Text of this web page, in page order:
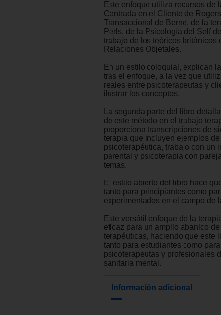
Este enfoque utiliza recursos de
Centrada en el Cliente de
Transaccional de Berne, de la
Perls, de la Psicología del Self
trabajo de los teóricos británicos
Relaciones Objetales.
En un estilo coloquial, explican
tras el enfoque, a la vez que
reales entre psicoterapeutas y
ilustrar los conceptos.
La segunda parte del libro
de este método en el trabajo
proporciona transcripciones de
terapia que incluyen ejemplos
psicoterapéutica, trabajo con un
parental y psicoterapia con
temas.
El estilo abierto del libro hace
tanto para principiantes como
experimentados en el campo de
Este versátil enfoque de la
eficaz para un amplio abanico
terapéuticas, haciendo que este
tanto para estudiantes como para
psicoterapeutas y profesionales
sanitaria mental.
Información adicional